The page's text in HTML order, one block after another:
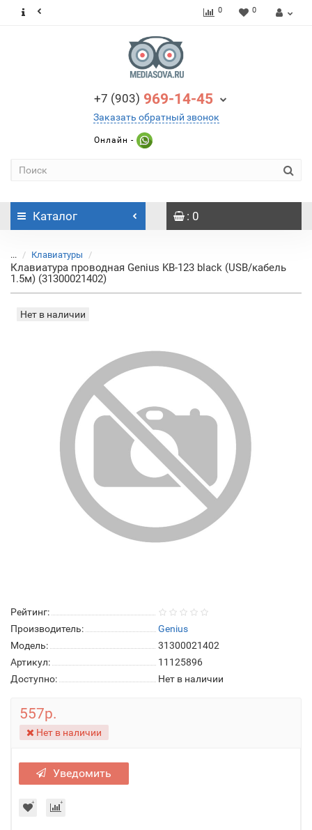
0 0
+7 (903) 969-14-45
Заказать обратный звонок
Онлайн -
Каталог : 0
... Клавиатуры
Клавиатура проводная Genius KB-123 black (USB/кабель
1.5м) (31300021402)
Нет в наличии
Рейтинг:
Производитель:
Genius
Модель:
31300021402
Артикул:
11125896
Доступно:
Нет в наличии
557р.
Нет в наличии
Уведомить